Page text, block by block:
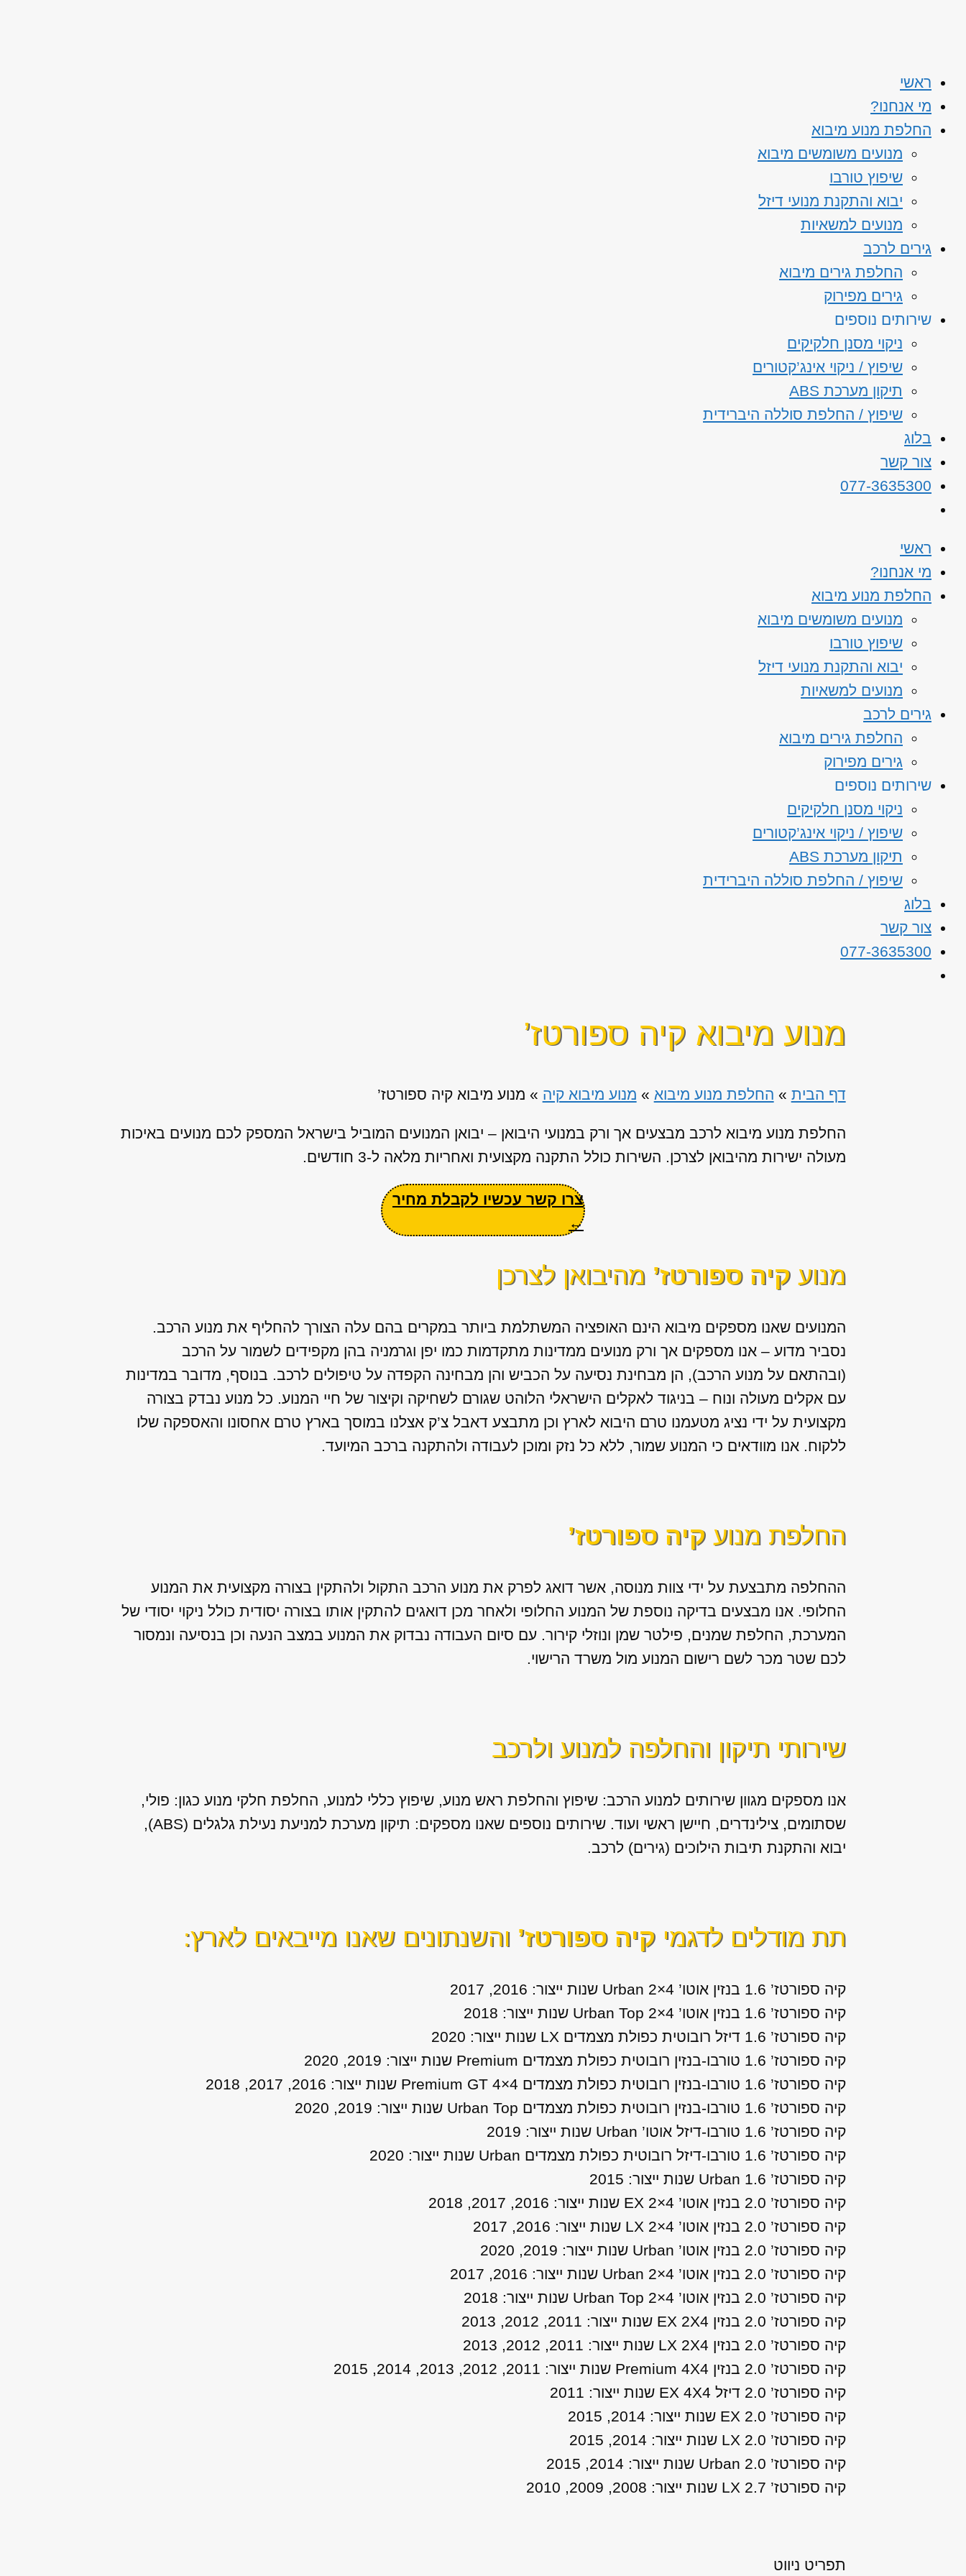
ראשי
מי אנחנו?
החלפת מנוע מיבוא
מנועים משומשים מיבוא
שיפוץ טורבו
יבוא והתקנת מנועי דיזל
מנועים למשאיות
גירים לרכב
החלפת גירים מיבוא
גירים מפירוק
שירותים נוספים
ניקוי מסנן חלקיקים
שיפוץ / ניקוי אינג’קטורים
תיקון מערכת ABS
שיפוץ / החלפת סוללה היברידית
בלוג
צור קשר
077-3635300
ראשי
מי אנחנו?
החלפת מנוע מיבוא
מנועים משומשים מיבוא
שיפוץ טורבו
יבוא והתקנת מנועי דיזל
מנועים למשאיות
גירים לרכב
החלפת גירים מיבוא
גירים מפירוק
שירותים נוספים
ניקוי מסנן חלקיקים
שיפוץ / ניקוי אינג’קטורים
תיקון מערכת ABS
שיפוץ / החלפת סוללה היברידית
בלוג
צור קשר
077-3635300
מנוע מיבוא קיה ספורטז’
דף הבית » החלפת מנוע מיבוא » מנוע מיבוא קיה » מנוע מיבוא קיה ספורטז’
החלפת מנוע מיבוא לרכב מבצעים אך ורק במנועי היבואן – יבואן המנועים המוביל בישראל המספק לכם מנועים באיכות
מעולה ישירות מהיבואן לצרכן. השירות כולל התקנה מקצועית ואחריות מלאה ל-3 חודשים.
צרו קשר עכשיו לקבלת מחיר
←
מנועקיה ספורטז’מהיבואן לצרכן
המנועים שאנו מספקים מיבוא הינם האופציה המשתלמת ביותר במקרים בהם עלה הצורך להחליף את מנוע הרכב.
נסביר מדוע – אנו מספקים אך ורק מנועים ממדינות מתקדמות כמו יפן וגרמניה בהן מקפידים לשמור על הרכב
(ובהתאם על מנוע הרכב), הן מבחינת נסיעה על הכביש והן מבחינה הקפדה על טיפולים לרכב. בנוסף, מדובר במדינות
עם אקלים מעולה ונוח – בניגוד לאקלים הישראלי הלוהט שגורם לשחיקה וקיצור של חיי המנוע. כל מנוע נבדק בצורה
מקצועית על ידי נציג מטעמנו טרם היבוא לארץ וכן מתבצע דאבל צ’ק אצלנו במוסך בארץ טרם אחסונו והאספקה שלו
ללקוח. אנו מוודאים כי המנוע שמור, ללא כל נזק ומוכן לעבודה ולהתקנה ברכב המיועד.
החלפת מנועקיה ספורטז’
ההחלפה מתבצעת על ידי צוות מנוסה, אשר דואג לפרק את מנוע הרכב התקול ולהתקין בצורה מקצועית את המנוע
החלופי. אנו מבצעים בדיקה נוספת של המנוע החלופי ולאחר מכן דואגים להתקין אותו בצורה יסודית כולל ניקוי יסודי של
המערכת, החלפת שמנים, פילטר שמן ונוזלי קירור. עם סיום העבודה נבדוק את המנוע במצב הנעה וכן בנסיעה ונמסור
לכם שטר מכר לשם רישום המנוע מול משרד הרישוי.
שירותי תיקון והחלפה למנוע ולרכב
אנו מספקים מגוון שירותים למנוע הרכב: שיפוץ והחלפת ראש מנוע, שיפוץ כללי למנוע, החלפת חלקי מנוע כגון: פולי,
שסתומים, צילינדרים, חיישן ראשי ועוד. שירותים נוספים שאנו מספקים: תיקון מערכת למניעת נעילת גלגלים (ABS),
יבוא והתקנת תיבות הילוכים (גירים) לרכב.
תת מודלים לדגמיקיה ספורטז’ והשנתונים שאנו מייבאים לארץ:
קיה ספורטז’ 1.6 בנזין אוטו’ Urban 2×4 שנות ייצור: 2016, 2017
קיה ספורטז’ 1.6 בנזין אוטו’ Urban Top 2×4 שנות ייצור: 2018
קיה ספורטז’ 1.6 דיזל רובוטית כפולת מצמדים LX שנות ייצור: 2020
קיה ספורטז’ 1.6 טורבו-בנזין רובוטית כפולת מצמדים Premium שנות ייצור: 2019, 2020
קיה ספורטז’ 1.6 טורבו-בנזין רובוטית כפולת מצמדים Premium GT 4×4 שנות ייצור: 2016, 2017, 2018
קיה ספורטז’ 1.6 טורבו-בנזין רובוטית כפולת מצמדים Urban Top שנות ייצור: 2019, 2020
קיה ספורטז’ 1.6 טורבו-דיזל אוטו’ Urban שנות ייצור: 2019
קיה ספורטז’ 1.6 טורבו-דיזל רובוטית כפולת מצמדים Urban שנות ייצור: 2020
קיה ספורטז’ 1.6 Urban שנות ייצור: 2015
קיה ספורטז’ 2.0 בנזין אוטו’ EX 2×4 שנות ייצור: 2016, 2017, 2018
קיה ספורטז’ 2.0 בנזין אוטו’ LX 2×4 שנות ייצור: 2016, 2017
קיה ספורטז’ 2.0 בנזין אוטו’ Urban שנות ייצור: 2019, 2020
קיה ספורטז’ 2.0 בנזין אוטו’ Urban 2×4 שנות ייצור: 2016, 2017
קיה ספורטז’ 2.0 בנזין אוטו’ Urban Top 2×4 שנות ייצור: 2018
קיה ספורטז’ 2.0 בנזין EX 2X4 שנות ייצור: 2011, 2012, 2013
קיה ספורטז’ 2.0 בנזין LX 2X4 שנות ייצור: 2011, 2012, 2013
קיה ספורטז’ 2.0 בנזין Premium 4X4 שנות ייצור: 2011, 2012, 2013, 2014, 2015
קיה ספורטז’ 2.0 דיזל EX 4X4 שנות ייצור: 2011
קיה ספורטז’ 2.0 EX שנות ייצור: 2014, 2015
קיה ספורטז’ 2.0 LX שנות ייצור: 2014, 2015
קיה ספורטז’ 2.0 Urban שנות ייצור: 2014, 2015
קיה ספורטז’ 2.7 LX שנות ייצור: 2008, 2009, 2010
תפריט ניווט